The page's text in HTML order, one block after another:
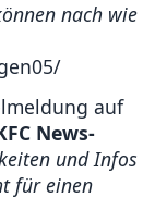
nach wie
auf
News-
und Infos
für einen